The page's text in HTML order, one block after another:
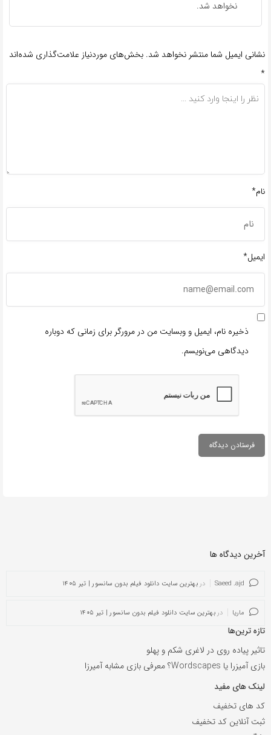
نخواهد شد.
نشانی ایمیل شما منتشر نخواهد شد. بخش‌های موردنیاز علامت‌گذاری شده‌اند
*
نام*
ایمیل*
ذخیره نام، ایمیل و وبسایت من در مرورگر برای زمانی که دوباره
دیدگاهی می‌نویسم.
آخرین دیدگاه ها
Saeed .ajd در بهترین سایت دانلود فیلم بدون سانسور | تیر ۱۴۰۵
ماریا در بهترین سایت دانلود فیلم بدون سانسور | تیر ۱۴۰۵
تازه ترین‌ها
تاثیر پیاده روی در لاغری شکم و پهلو
بازی آمیزرا یا Wordscapes؟ معرفی بازی مشابه آمیرزا
لینک های مفید
کد های تخفیف
ثبت آنلاین کد تخفیف